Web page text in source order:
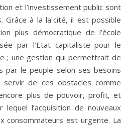
et l’investissement public sont
Grâce à la laïcité, il est possible
plus démocratique de l’école
par l’Etat capitaliste pour le
; une gestion qui permettrait de
par le peuple selon ses besoins
de ces obstacles comme
plus de pouvoir, profit, et
l’acquisition de nouveaux
consommateurs est urgente. La